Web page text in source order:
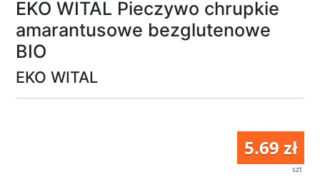
EKO WITAL Pieczywo chrupkie
amarantusowe bezglutenowe
BIO
EKO WITAL
5.69 zł
szt